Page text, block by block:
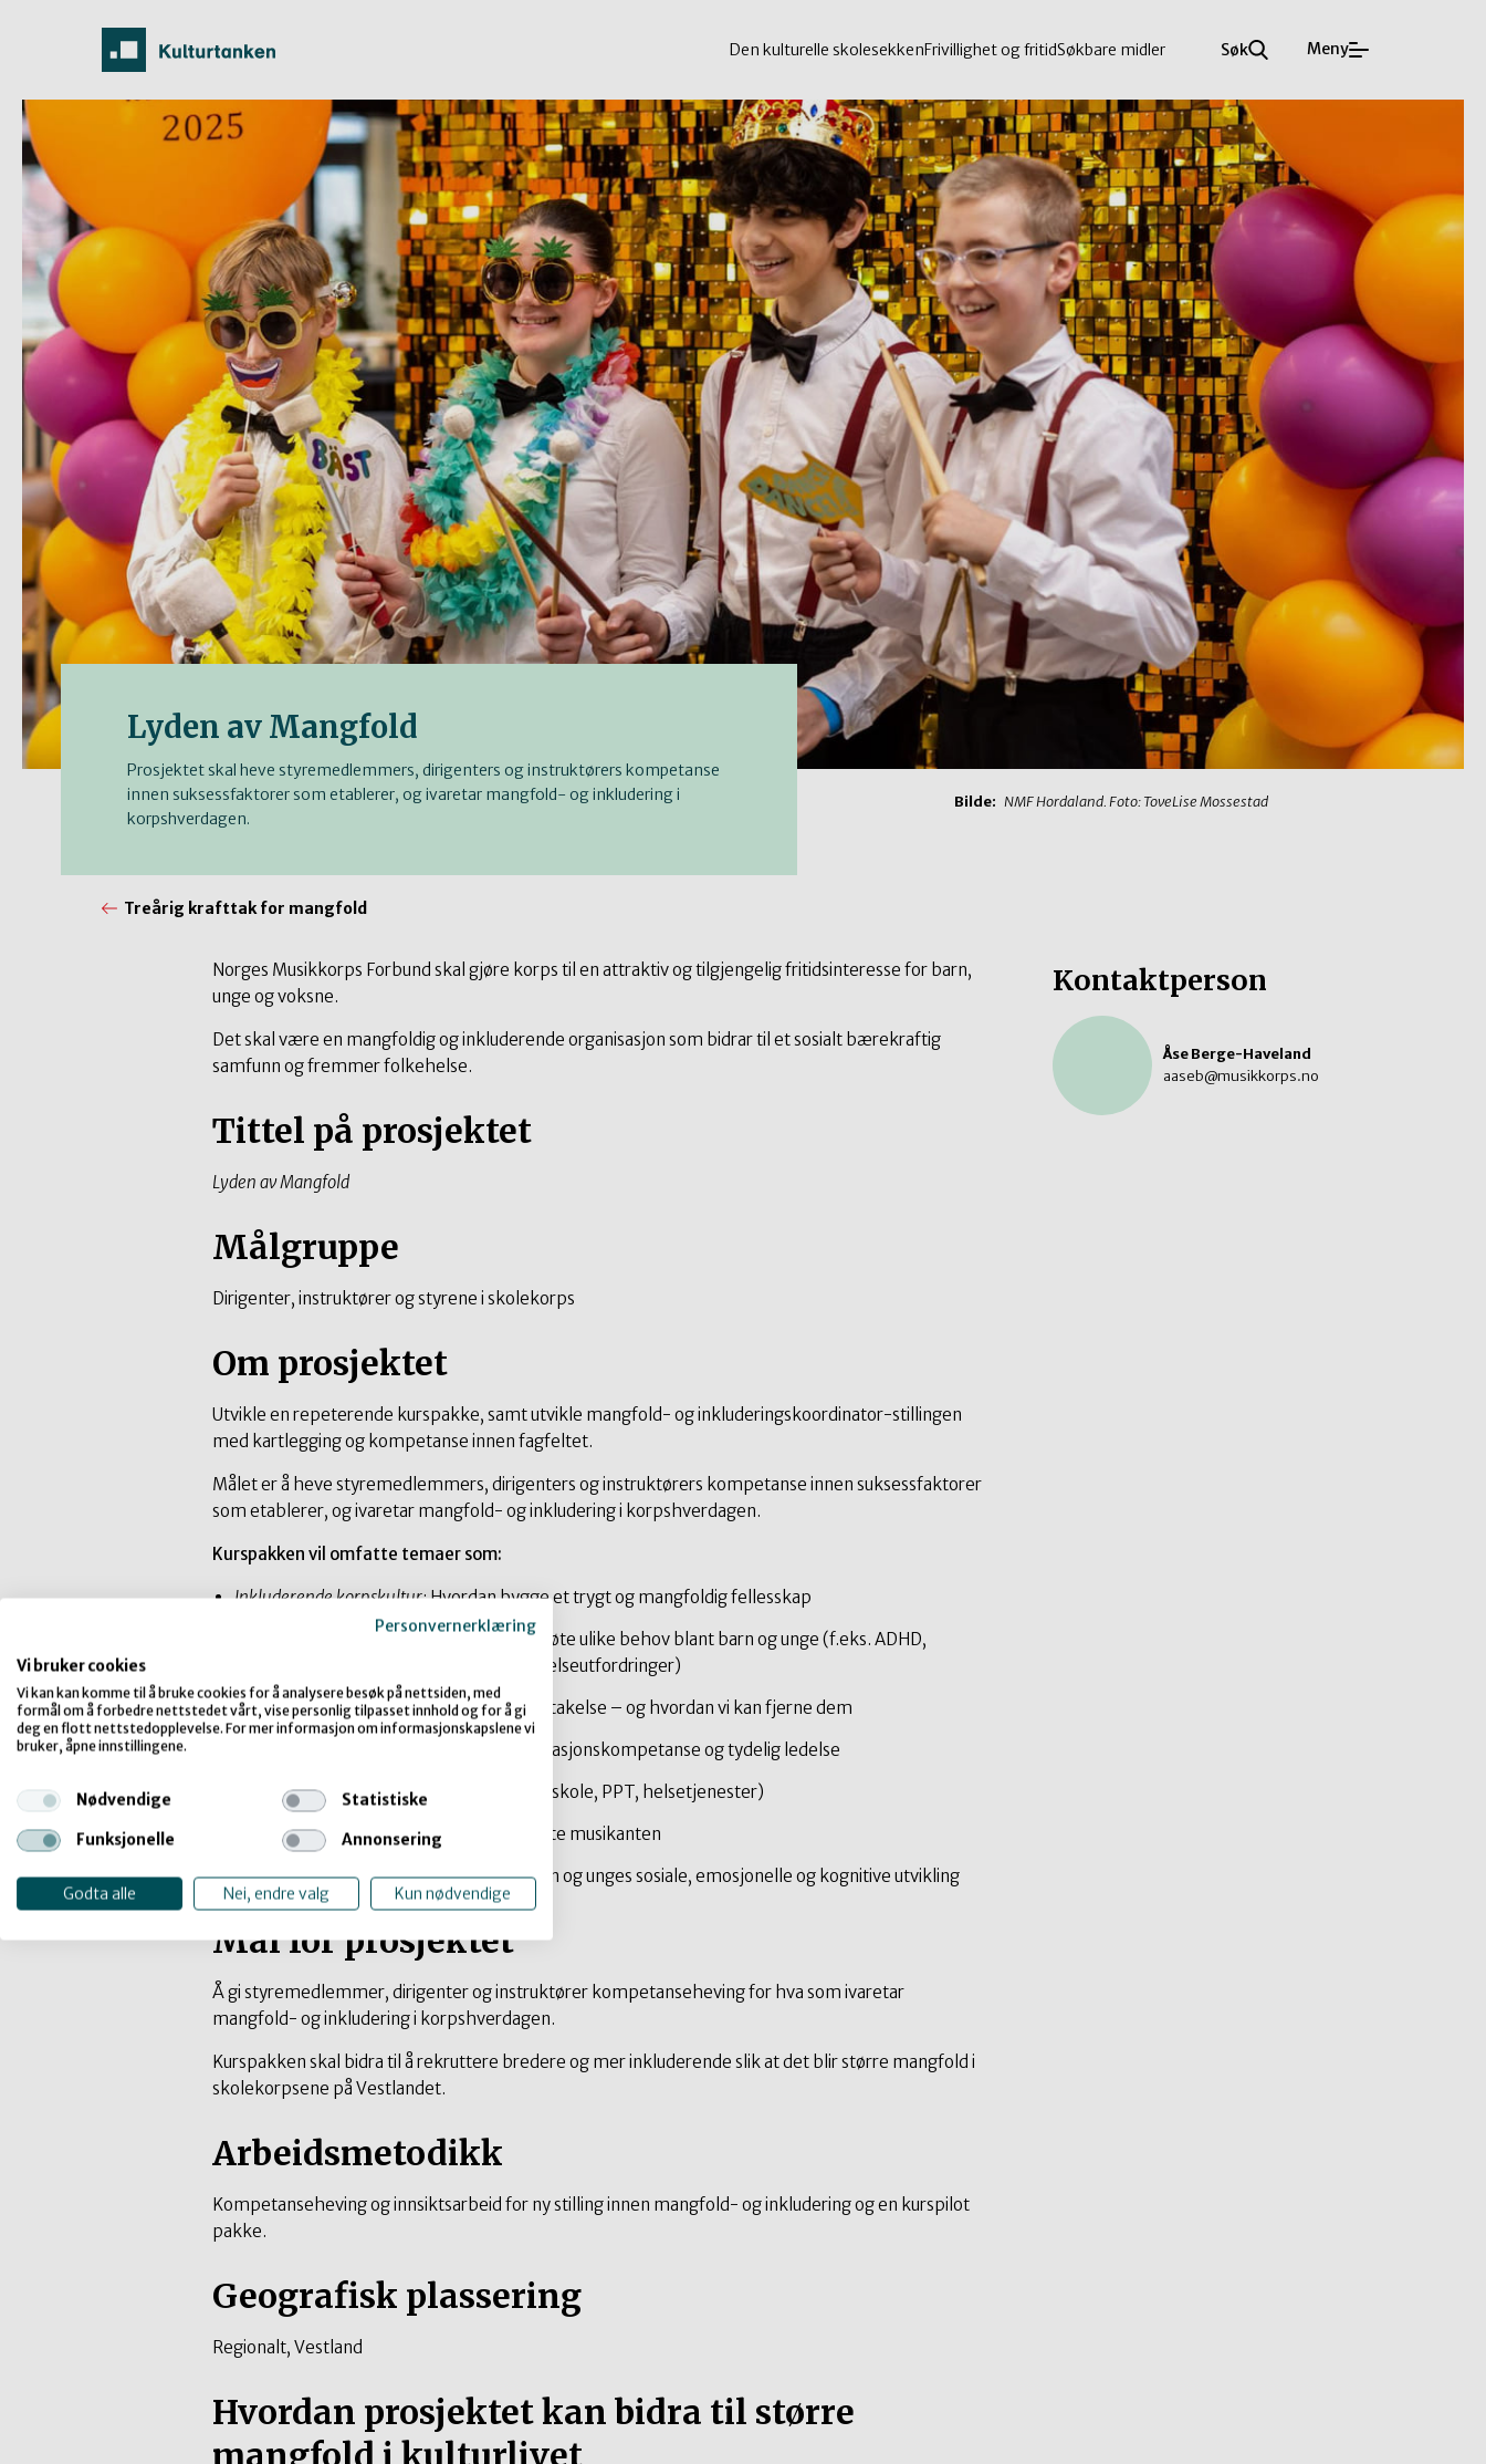
Den kulturelle skolesekkenFrivillighet og fritidSøkbare midler Søk Meny
Lyden av Mangfold
Prosjektet skal heve styremedlemmers, dirigenters og instruktørers kompetanse
innen suksessfaktorer som etablerer, og ivaretar mangfold- og inkludering i
korpshverdagen.
Bilde: NMF Hordaland. Foto: ToveLise Mossestad
Treårig krafttak for mangfold
Norges Musikkorps Forbund skal gjøre korps til en attraktiv og tilgjengelig fritidsinteresse for barn,
unge og voksne.
Det skal være en mangfoldig og inkluderende organisasjon som bidrar til et sosialt bærekraftig
samfunn og fremmer folkehelse.
Tittel på prosjektet
Lyden av Mangfold
Målgruppe
Dirigenter, instruktører og styrene i skolekorps
Om prosjektet
Utvikle en repeterende kurspakke, samt utvikle mangfold- og inkluderingskoordinator-stillingen
med kartlegging og kompetanse innen fagfeltet.
Målet er å heve styremedlemmers, dirigenters og instruktørers kompetanse innen suksessfaktorer
som etablerer, og ivaretar mangfold- og inkludering i korpshverdagen.
Kurspakken vil omfatte temaer som:
Inkluderende korpskultur: Hvordan bygge et trygt og mangfoldig fellesskap
Tilrettelegging i praksis: Strategier for å møte ulike behov blant barn og unge (f.eks. ADHD,
autismespekterforstyrrelser, psykiske helseutfordringer)
Hva står i veien?Barrierer som hindrer deltakelse – og hvordan vi kan fjerne dem
: Rolleforståelse, relasjonskompetanse og tydelig ledelse
Samarbeid med foreldre og støttesystemer
(skole, PPT, helsetjenester)
Mestring for alle: Å se og støtte den enkelte musikanten
Ungdomstid og utvikling: Forståelse av barn og unges sosiale, emosjonelle og kognitive utvikling
Mål for prosjektet
Å gi styremedlemmer, dirigenter og instruktører kompetanseheving for hva som ivaretar
mangfold- og inkludering i korpshverdagen.
Kurspakken skal bidra til å rekruttere bredere og mer inkluderende slik at det blir større mangfold i
skolekorpsene på Vestlandet.
Arbeidsmetodikk
Kompetanseheving og innsiktsarbeid for ny stilling innen mangfold- og inkludering og en kurspilot
pakke.
Geografisk plassering
Regionalt, Vestland
Hvordan prosjektet kan bidra til større
mangfold i kulturlivet
Kontaktperson
Åse Berge-Haveland
aaseb@musikkorps.no
Personvernerklæring
Vi bruker cookies
Vi kan kan komme til å bruke cookies for å analysere besøk på nettsiden, med
formål om å forbedre nettstedet vårt, vise personlig tilpasset innhold og for å gi
deg en flott nettstedopplevelse. For mer informasjon om informasjonskapslene vi
bruker, åpne innstillingene.
Nødvendige
Statistiske
Funksjonelle
Annonsering
Godta alle Nei, endre valg Kun nødvendige